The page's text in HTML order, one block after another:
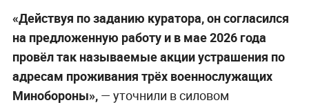
«Действуя по заданию куратора, он согласился
на предложенную работу и в мае 2026 года
провёл так называемые акции устрашения по
адресам проживания трёх военнослужащих
Минобороны», — уточнили в силовом